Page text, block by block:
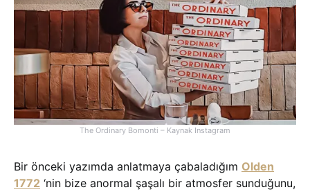
The Ordinary Bomonti – Kaynak Instagram
Bir önceki yazımda anlatmaya çabaladığım Olden
1772 ‘nin bize anormal şaşalı bir atmosfer sunduğunu,